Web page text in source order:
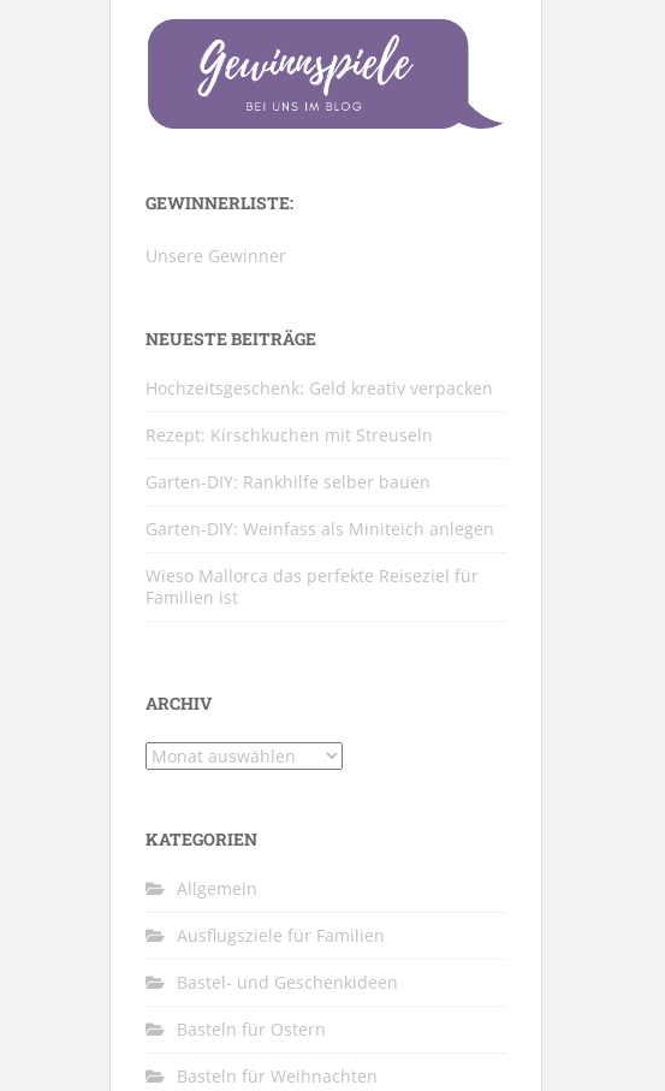
GEWINNERLISTE:
Unsere Gewinner
NEUESTE BEITRÄGE
Hochzeitsgeschenk: Geld kreativ verpacken
Rezept: Kirschkuchen mit Streuseln
Garten-DIY: Rankhilfe selber bauen
Garten-DIY: Weinfass als Miniteich anlegen
Wieso Mallorca das perfekte Reiseziel für
Familien ist
ARCHIV
Archiv
KATEGORIEN
Allgemein
Ausflugsziele für Familien
Bastel- und Geschenkideen
Basteln für Ostern
Basteln für Weihnachten